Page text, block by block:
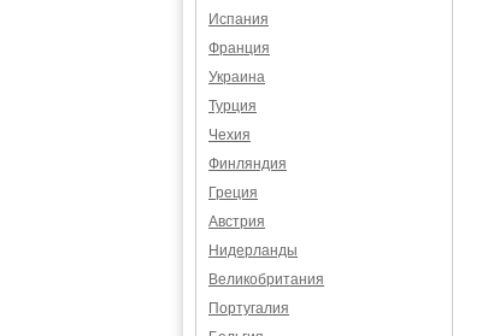
Испания
Франция
Украина
Турция
Чехия
Финляндия
Греция
Австрия
Нидерланды
Великобритания
Португалия